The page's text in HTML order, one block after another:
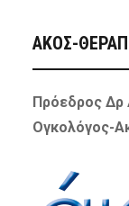
ΑΚΟΣ-
Πρόεδρος Δρ
Ογκολόγος-